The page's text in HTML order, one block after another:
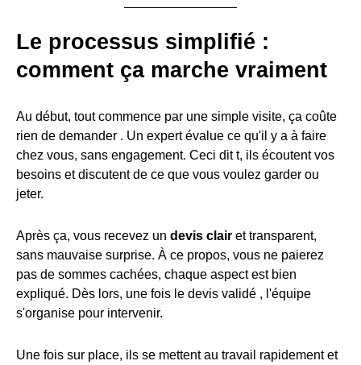
Le processus simplifié :
comment ça marche vraiment
Au début, tout commence par une simple visite, ça coûte
rien de demander . Un expert évalue ce qu'il y a à faire
chez vous, sans engagement. Ceci dit t, ils écoutent vos
besoins et discutent de ce que vous voulez garder ou
jeter.
Après ça, vous recevez un devis clair et transparent,
sans mauvaise surprise. À ce propos, vous ne paierez
pas de sommes cachées, chaque aspect est bien
expliqué. Dès lors, une fois le devis validé , l'équipe
s'organise pour intervenir.
Une fois sur place, ils se mettent au travail rapidement et